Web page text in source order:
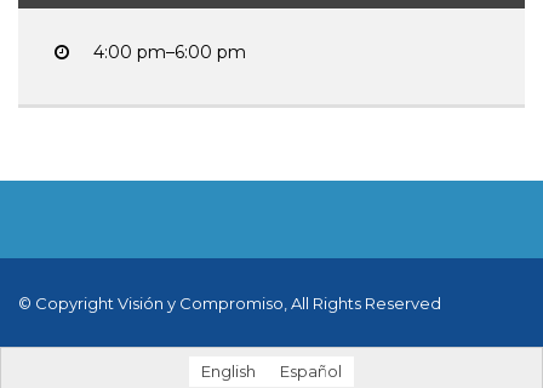
4:00 pm–6:00 pm
© Copyright Visión y Compromiso, All Rights Reserved
English Español